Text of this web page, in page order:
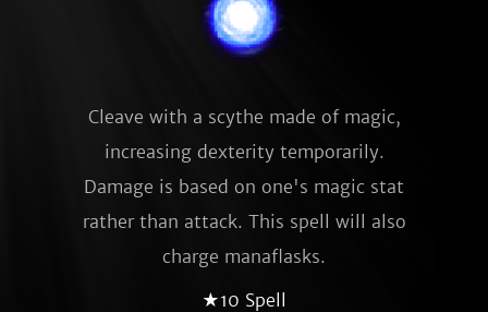
Cleave with a scythe made of magic,
increasing dexterity temporarily.
Damage is based on one's magic stat
rather than attack. This spell will also
charge manaflasks.
★10 Spell